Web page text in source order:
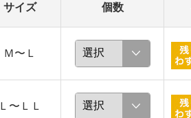
サイズ 個数
Ｍ〜Ｌ
Ｌ〜ＬＬ